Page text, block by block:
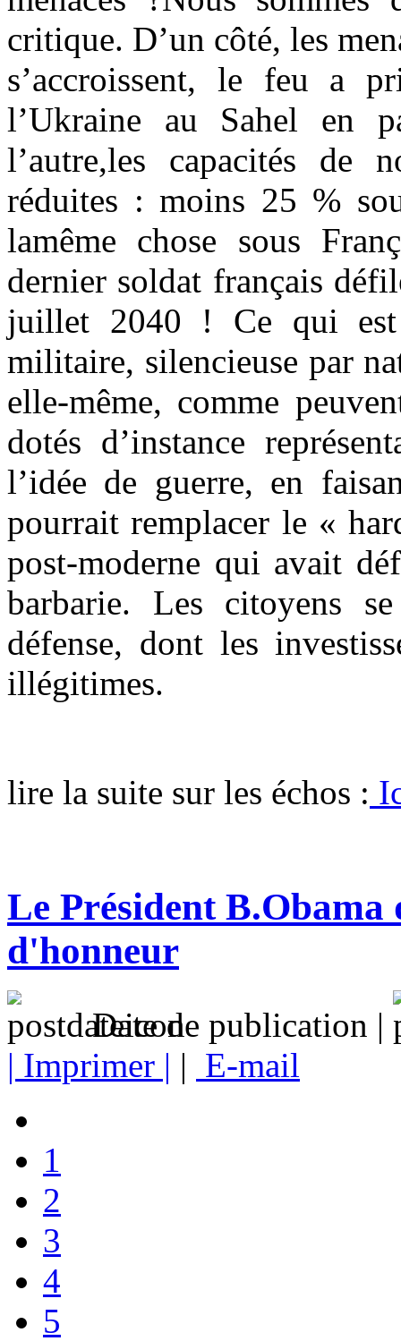
critique. D’un côté, les
s’accroissent, le feu a
l’Ukraine au Sahel en
l’autre,les capacités de
réduites : moins 25 %
lamême chose sous
dernier soldat français
juillet 2040 ! Ce qui est
militaire, silencieuse par
elle-même, comme
dotés d’instance
l’idée de guerre, en
pourrait remplacer le «
post-moderne qui avait
barbarie. Les citoyens
défense, dont les
illégitimes.
lire la suite sur les échos :
Le Président B.Obama
d'honneur
Date de publication |
| Imprimer | | E-mail
1
2
3
4
5